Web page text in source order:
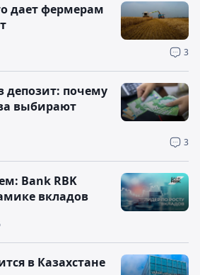
3
дает фермерам
3
депозит: почему
выбирают
Bank RBK
вкладов
в Казахстане